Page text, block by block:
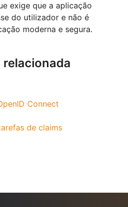
exige que a aplicação
do utilizador e não é
moderna e segura.
Connect
de claims